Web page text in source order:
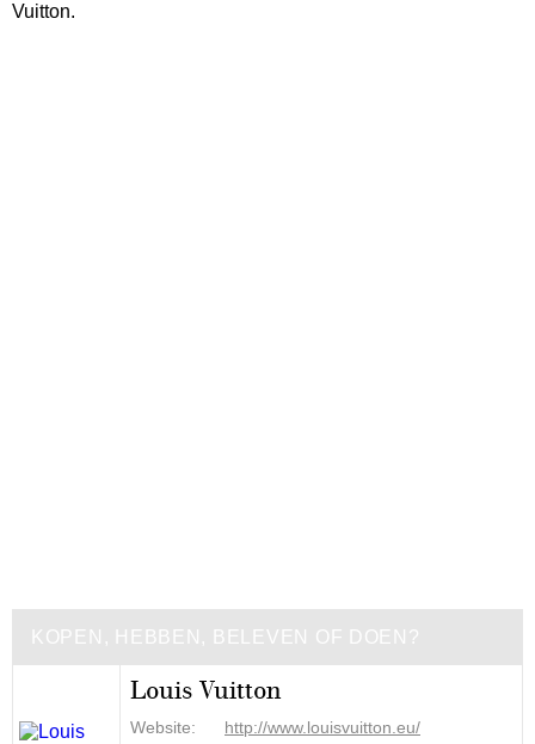
Vuitton.
KOPEN, HEBBEN, BELEVEN OF DOEN?
Louis Vuitton
Website:
http://www.louisvuitton.eu/